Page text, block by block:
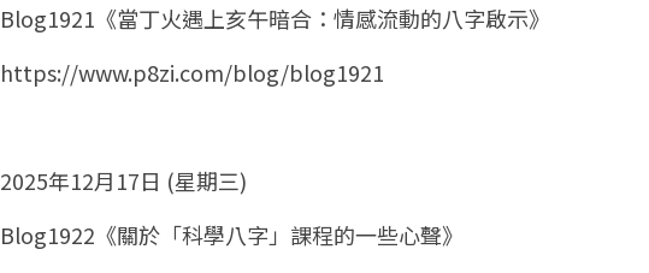
Blog1921《當丁火遇上亥午暗合：情感流動的八字啟示》
https://www.p8zi.com/blog/blog1921
2025年12月17日 (星期三)
Blog1922《關於「科學八字」課程的一些心聲》